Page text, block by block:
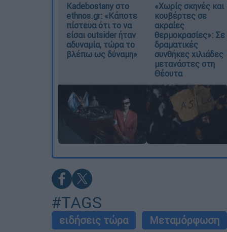
Kadebostany στο
ethnos.gr: «Κάποτε
πίστευα ότι το να
είσαι outsider ήταν
αδυναμία, τώρα το
βλέπω ως δύναμη»
«Χωρίς σκηνές και
κουβέρτες σε
ακραίες
θερμοκρασίες»: Σε
δραματικές
συνθήκες χιλιάδες
μετανάστες στη
Θέουτα
#TAGS
ειδήσεις τώρα Μεταμόρφωση